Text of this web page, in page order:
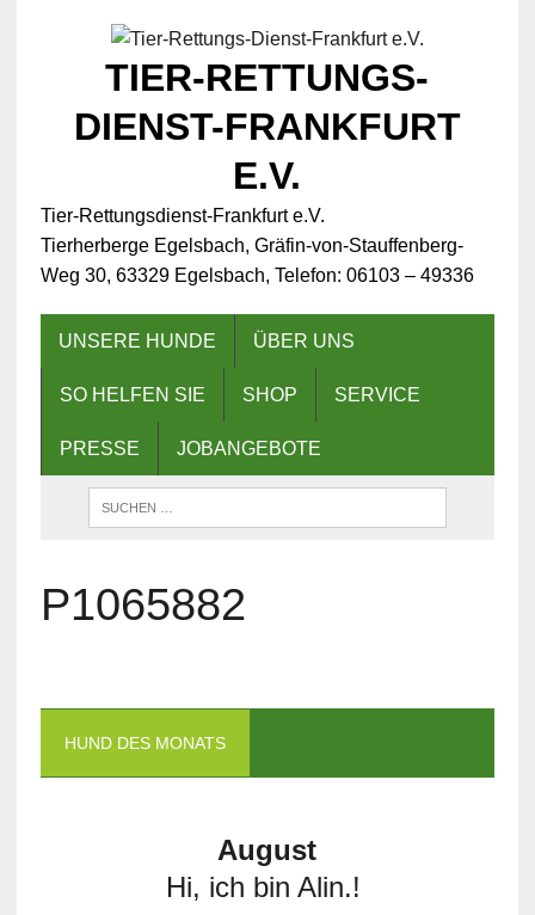
TIER-RETTUNGS-
DIENST-FRANKFURT
E.V.
Tier-Rettungsdienst-Frankfurt e.V.
Tierherberge Egelsbach, Gräfin-von-Stauffenberg-
Weg 30, 63329 Egelsbach, Telefon: 06103 – 49336
UNSERE HUNDE ÜBER UNS
SO HELFEN SIE SHOP SERVICE
PRESSE JOBANGEBOTE
P1065882
HUND DES MONATS
August
Hi, ich bin Alin.!